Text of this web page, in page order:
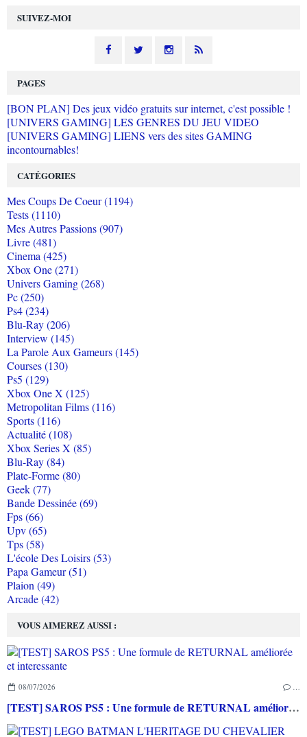
SUIVEZ-MOI
VOUS AIMEREZ AUSSI :
08/07/2026 …
[TEST] SAROS PS5 : Une formule de RETURNAL améliorée et interessante
PAGES
[BON PLAN] Des jeux vidéo gratuits sur internet, c'est possible !
[UNIVERS GAMING] LES GENRES DU JEU VIDEO
[UNIVERS GAMING] LIENS vers des sites GAMING
incontournables!
CATÉGORIES
Mes Coups De Coeur (1194)
Tests (1110)
Mes Autres Passions (907)
Livre (481)
Cinema (425)
Xbox One (271)
Univers Gaming (268)
Pc (250)
Ps4 (234)
Blu-Ray (206)
Interview (145)
La Parole Aux Gameurs (145)
Courses (130)
Ps5 (129)
Xbox One X (125)
Metropolitan Films (116)
Sports (116)
Actualité (108)
Xbox Series X (85)
Blu-Ray (84)
Plate-Forme (80)
Geek (77)
Bande Dessinée (69)
Fps (66)
Upv (65)
Tps (58)
L'école Des Loisirs (53)
Papa Gameur (51)
Plaion (49)
Arcade (42)